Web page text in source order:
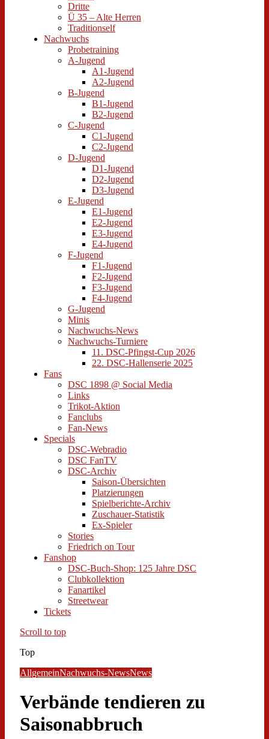
Dritte
Ü 35 – Alte Herren
Traditionself
Nachwuchs
Probetraining
A-Jugend
A1-Jugend
A2-Jugend
B-Jugend
B1-Jugend
B2-Jugend
C-Jugend
C1-Jugend
C2-Jugend
D-Jugend
D1-Jugend
D2-Jugend
D3-Jugend
E-Jugend
E1-Jugend
E2-Jugend
E3-Jugend
E4-Jugend
F-Jugend
F1-Jugend
F2-Jugend
F3-Jugend
F4-Jugend
G-Jugend
Minis
Nachwuchs-News
Nachwuchs-Turniere
11. DSC-Pfingst-Cup 2026
22. DSC-Hallenserie 2025
Fans
DSC 1898 @ Social Media
Links
Trikot-Aktion
Fanclubs
Fan-News
Specials
DSC-Webradio
DSC FanTV
DSC-Archiv
Saison-Übersichten
Platzierungen
Spielberichte-Archiv
Zuschauer-Statistik
Ex-Spieler
Stories
Friedrich on Tour
Fanshop
DSC-Buch-Shop: 125 Jahre DSC
Clubkollektion
Fanartikel
Streetwear
Tickets
Scroll to top
Top
AllgemeinNachwuchs-NewsNews
Verbände tendieren zu
Saisonabbruch